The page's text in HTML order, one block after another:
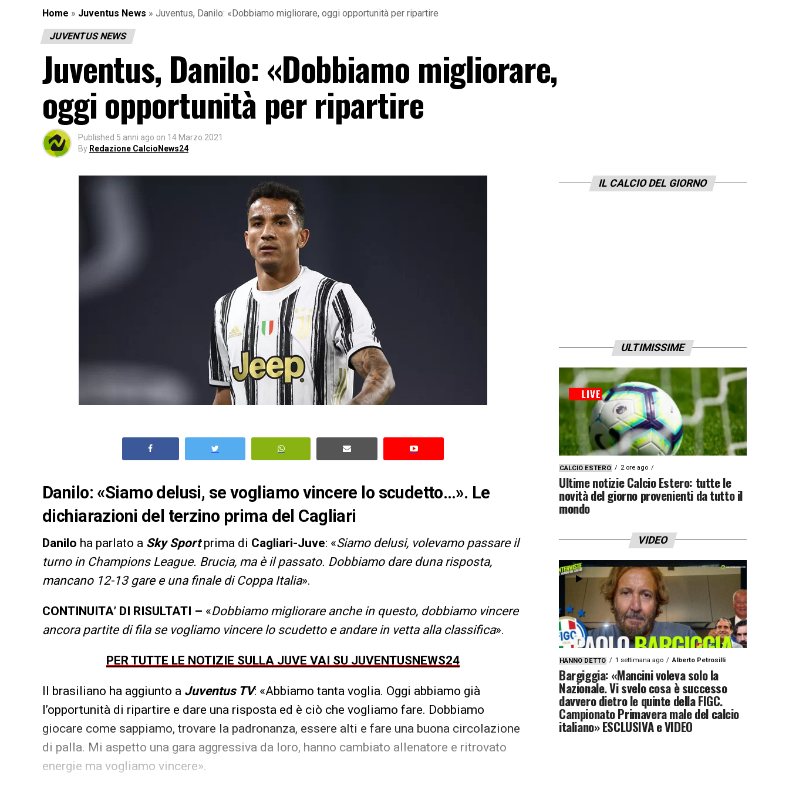
Home » Juventus News » Juventus, Danilo: «Dobbiamo migliorare, oggi opportunità per ripartire
JUVENTUS NEWS
Juventus, Danilo: «Dobbiamo migliorare,
oggi opportunità per ripartire
Published 5 anni ago on 14 Marzo 2021
By Redazione CalcioNews24
Danilo: «Siamo delusi, se vogliamo vincere lo scudetto…». Le
dichiarazioni del terzino prima del Cagliari
Danilo ha parlato a Sky Sportprima di Cagliari-Juve: «Siamo delusi, volevamo passare il
turno in Champions League. Brucia, ma è il passato. Dobbiamo dare duna risposta,
mancano 12-13 gare e una finale di Coppa Italia».
CONTINUITA’ DI RISULTATI – «Dobbiamo migliorare anche in questo, dobbiamo vincere
ancora partite di fila se vogliamo vincere lo scudetto e andare in vetta alla classifica».
PER TUTTE LE NOTIZIE SULLA JUVE VAI SU JUVENTUSNEWS24
Il brasiliano ha aggiunto a Juventus TV: «Abbiamo tanta voglia. Oggi abbiamo già
l’opportunità di ripartire e dare una risposta ed è ciò che vogliamo fare. Dobbiamo
giocare come sappiamo, trovare la padronanza, essere alti e fare una buona circolazione
di palla. Mi aspetto una gara aggressiva da loro, hanno cambiato allenatore e ritrovato
energie ma vogliamo vincere».
IL CALCIO DEL GIORNO
ULTIMISSIME
CALCIO ESTERO 2 ore ago
Ultime notizie Calcio Estero: tutte le
novità del giorno provenienti da tutto il
mondo
VIDEO
HANNO DETTO 1 settimana ago Alberto Petrosilli
Bargiggia: «Mancini voleva solo la
Nazionale. Vi svelo cosa è successo
davvero dietro le quinte della FIGC.
Campionato Primavera male del calcio
italiano» ESCLUSIVA e VIDEO